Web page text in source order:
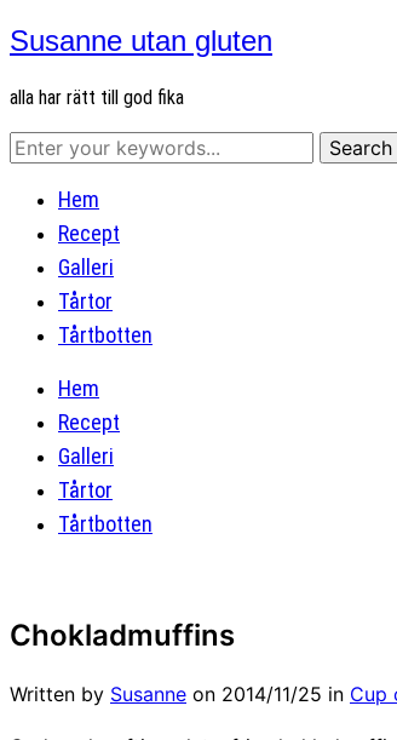
Susanne utan gluten
alla har rätt till god fika
Hem
Recept
Galleri
Tårtor
Tårtbotten
Hem
Recept
Galleri
Tårtor
Tårtbotten
Chokladmuffins
Written by Susanne on 2014/11/25 in Cup